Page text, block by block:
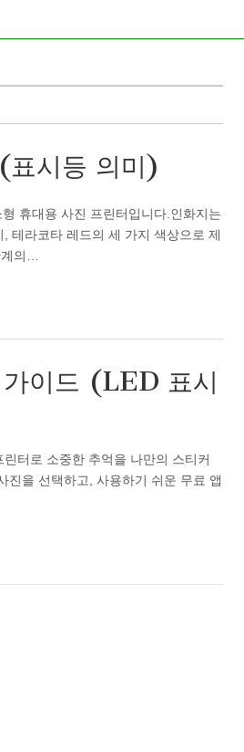
시등 의미)
휴대용 사진 프린터입니다.인화지는
테라코타 레드의 세 가지 색상으로 제
의…
이드 (LED 표시
터로 소중한 추억을 나만의 스티커
진을 선택하고, 사용하기 쉬운 무료 앱